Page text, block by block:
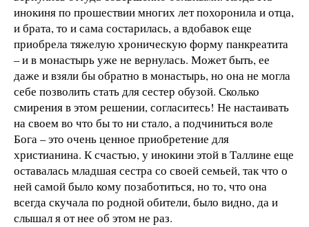
инокиня по прошествии многих лет похоронила и отца,
и брата, то и сама состарилась, а вдобавок еще
приобрела тяжелую хроническую форму панкреатита
– и в монастырь уже не вернулась. Может быть, ее
даже и взяли бы обратно в монастырь, но она не могла
себе позволить стать для сестер обузой. Сколько
смирения в этом решении, согласитесь! Не настаивать
на своем во что бы то ни стало, а подчиниться воле
Бога – это очень ценное приобретение для
христианина. К счастью, у инокини этой в Таллине еще
оставалась младшая сестра со своей семьей, так что о
ней самой было кому позаботиться, но то, что она
всегда скучала по родной обители, было видно, да и
слышал я от нее об этом не раз.